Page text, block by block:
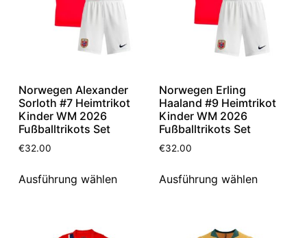
Norwegen Alexander
Sorloth #7 Heimtrikot
Kinder WM 2026
Fußballtrikots Set
€32.00
Ausführung wählen
Norwegen Erling
Haaland #9 Heimtrikot
Kinder WM 2026
Fußballtrikots Set
€32.00
Ausführung wählen